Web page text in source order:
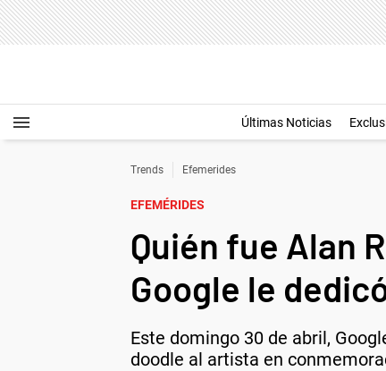
Últimas Noticias
Trends Efemerides
EFEMÉRIDES
Quién fue Alan
Google le
Este domingo 30 de abril,
doodle al artista en